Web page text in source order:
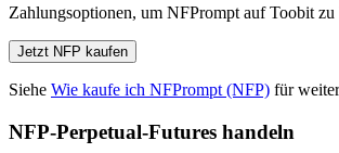
Zahlungsoptionen, um NFPrompt auf Toobit zu
Jetzt NFP kaufen
Siehe Wie kaufe ich NFPrompt (NFP) für
NFP-Perpetual-Futures handeln